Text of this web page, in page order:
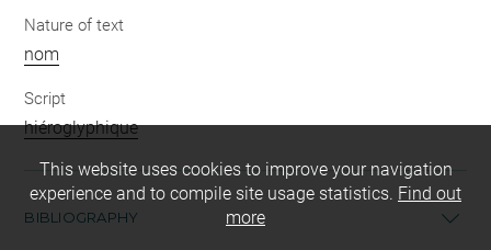
Nature of text
nom
Script
hiéroglyphique
BIBLIOGRAPHY
This website uses cookies to improve your navigation
experience and to compile site usage statistics. Find out
more